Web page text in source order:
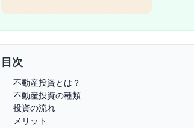
目次
不動産投資とは？
不動産投資の種類
投資の流れ
メリット